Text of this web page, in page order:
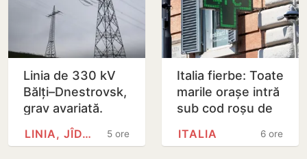
Linia de 330 kV
Bălți–Dnestrovsk,
grav avariată.
Restabilirea ar
putea dura peste
5 ore
LINIA, JÎDACIV
Italia fierbe: Toate
marile orașe intră
sub cod roșu de
6 ore
ITALIA